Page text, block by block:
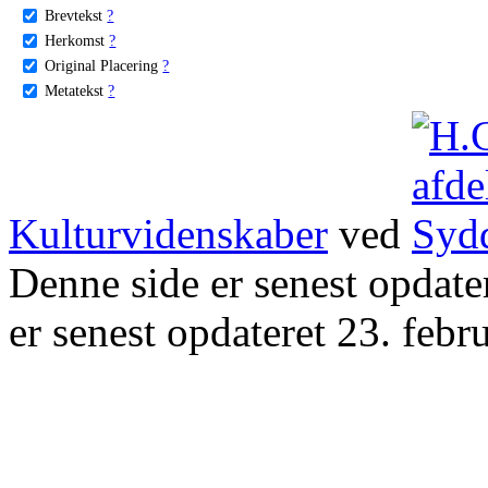
Brevtekst ?
Herkomst ?
Original Placering ?
Metatekst ?
Kulturvidenskaber ved
Denne side er senest
er senest opdateret 23.